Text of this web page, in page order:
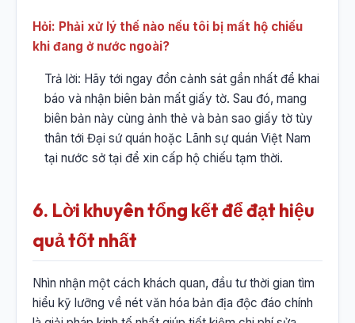
Hỏi: Phải xử lý thế nào nếu tôi bị mất hộ chiếu
khi đang ở nước ngoài?
Trả lời: Hãy tới ngay đồn cảnh sát gần nhất để khai
báo và nhận biên bản mất giấy tờ. Sau đó, mang
biên bản này cùng ảnh thẻ và bản sao giấy tờ tùy
thân tới Đại sứ quán hoặc Lãnh sự quán Việt Nam
tại nước sở tại để xin cấp hộ chiếu tạm thời.
6. Lời khuyên tổng kết để đạt hiệu
quả tốt nhất
Nhìn nhận một cách khách quan, đầu tư thời gian tìm
hiểu kỹ lưỡng về nét văn hóa bản địa độc đáo chính